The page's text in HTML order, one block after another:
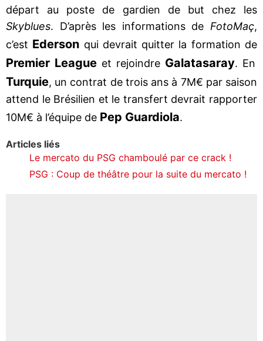
départ au poste de gardien de but chez les
Skyblues. D’après les informations de FotoMaç,
c’est Ederson qui devrait quitter la formation de
Premier League et rejoindre Galatasaray. En
Turquie, un contrat de trois ans à 7M€ par saison
attend le Brésilien et le transfert devrait rapporter
10M€ à l’équipe de Pep Guardiola.
Articles liés
Le mercato du PSG chamboulé par ce crack !
PSG : Coup de théâtre pour la suite du mercato !